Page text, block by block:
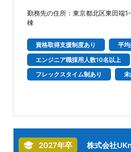
勤務先の住所：東京都北区東田端
棟
資格取得支援制度あり
平
エンジニア職採用人数10名以上
フレックスタイム制あり
2027年卒 株式会社